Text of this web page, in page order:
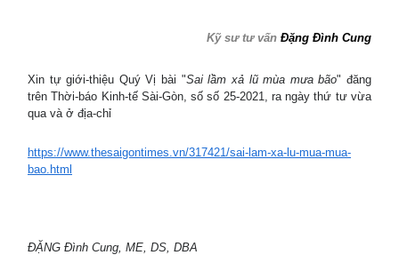
Kỹ sư tư vấn Đặng Đình Cung
Xin tự giới-thiệu Quý Vị bài "Sai lầm xả lũ mùa mưa bão" đăng
trên Thời-báo Kinh-tế Sài-Gòn, số số 25-2021, ra ngày thứ tư vừa
qua và ở địa-chỉ
https://www.thesaigontimes.vn/317421/sai-lam-xa-lu-mua-mua-
bao.html
ĐẶNG Đình Cung, ME, DS, DBA